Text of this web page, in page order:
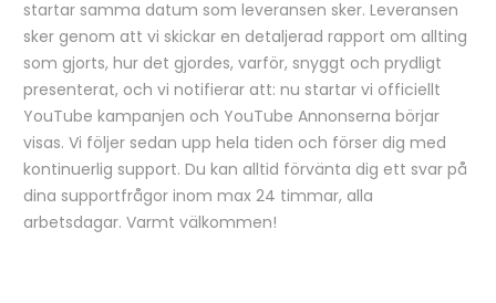
startar samma datum som leveransen sker. Leveransen
sker genom att vi skickar en detaljerad rapport om allting
som gjorts, hur det gjordes, varför, snyggt och prydligt
presenterat, och vi notifierar att: nu startar vi officiellt
YouTube kampanjen och YouTube Annonserna börjar
visas. Vi följer sedan upp hela tiden och förser dig med
kontinuerlig support. Du kan alltid förvänta dig ett svar på
dina supportfrågor inom max 24 timmar, alla
arbetsdagar. Varmt välkommen!